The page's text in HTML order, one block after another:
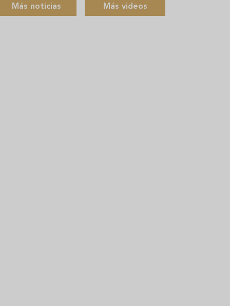
Más noticias Más videos